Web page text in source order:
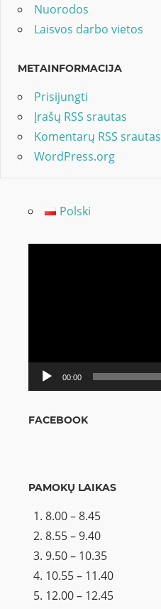
Nuorodos
Laisvos darbo vietos
METAINFORMACIJA
Prisijungti
Įrašų RSS srautas
Komentarų RSS srautas
WordPress.org
Polski
00:00
FACEBOOK
PAMOKŲ LAIKAS
8.00 – 8.45
8.55 – 9.40
9.50 – 10.35
10.55 – 11.40
12.00 – 12.45